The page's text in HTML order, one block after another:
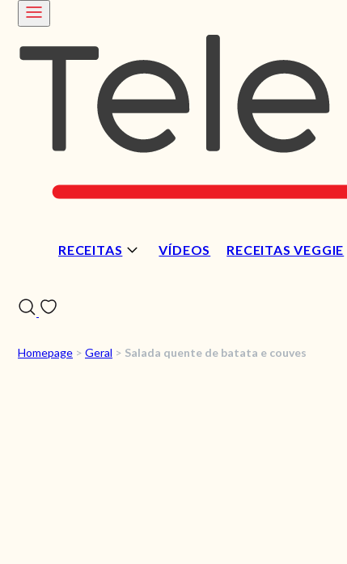
RECEITAS VÍDEOS RECEITAS VEGGIE
Homepage > Geral > Salada quente de batata e couves